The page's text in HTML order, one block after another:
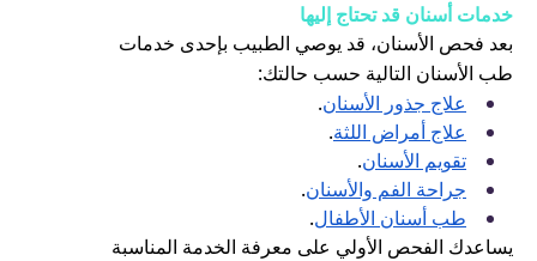
خدمات أسنان قد تحتاج إليها
بعد فحص الأسنان، قد يوصي الطبيب بإحدى خدمات
طب الأسنان التالية حسب حالتك:
علاج جذور الأسنان.
علاج أمراض اللثة.
تقويم الأسنان.
جراحة الفم والأسنان.
طب أسنان الأطفال.
يساعدك الفحص الأولي على معرفة الخدمة المناسبة